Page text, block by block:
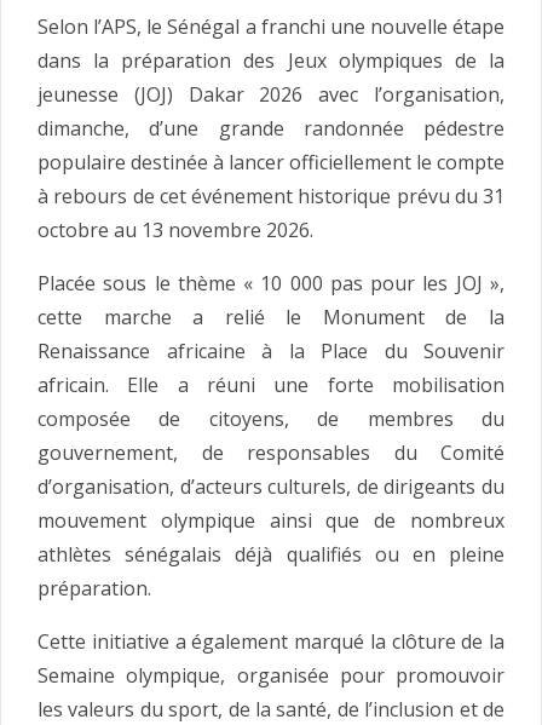
Selon l’APS, le Sénégal a franchi une nouvelle étape
dans la préparation des Jeux olympiques de la
jeunesse (JOJ) Dakar 2026 avec l’organisation,
dimanche, d’une grande randonnée pédestre
populaire destinée à lancer officiellement le compte
à rebours de cet événement historique prévu du 31
octobre au 13 novembre 2026.
Placée sous le thème « 10 000 pas pour les JOJ »,
cette marche a relié le Monument de la
Renaissance africaine à la Place du Souvenir
africain. Elle a réuni une forte mobilisation
composée de citoyens, de membres du
gouvernement, de responsables du Comité
d’organisation, d’acteurs culturels, de dirigeants du
mouvement olympique ainsi que de nombreux
athlètes sénégalais déjà qualifiés ou en pleine
préparation.
Cette initiative a également marqué la clôture de la
Semaine olympique, organisée pour promouvoir
les valeurs du sport, de la santé, de l’inclusion et de